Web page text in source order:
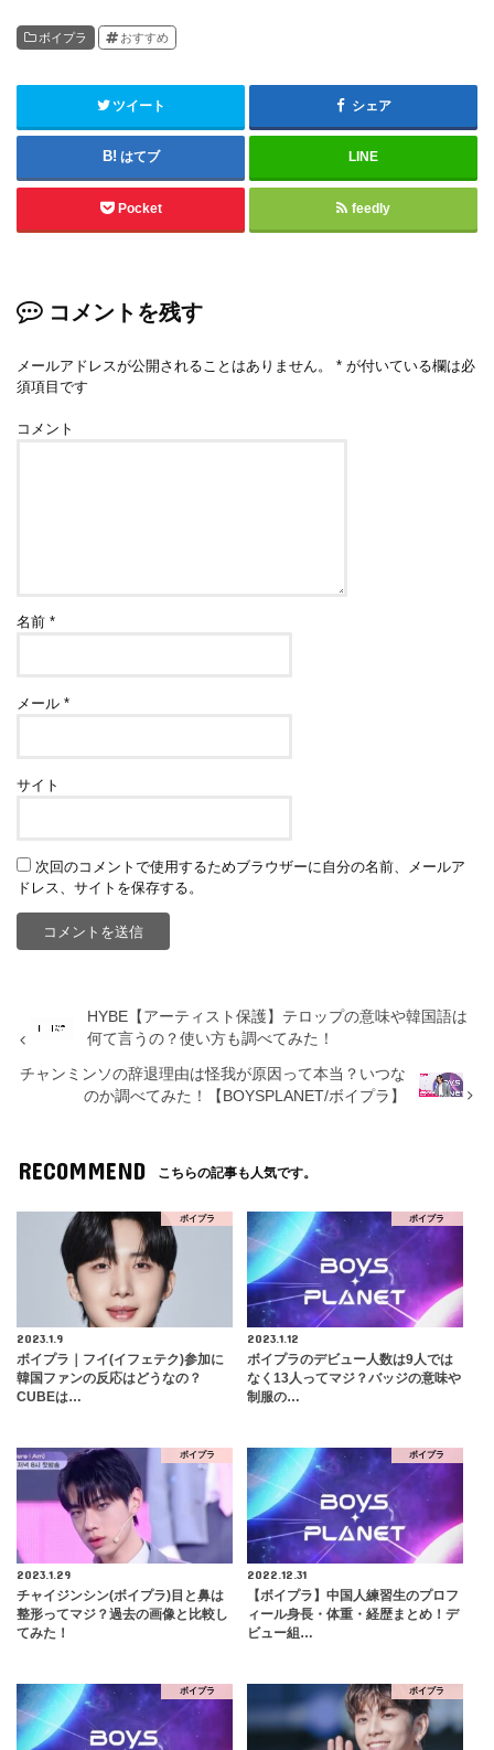
ボイプラ おすすめ
ツイート シェア
はてブ LINE
Pocket feedly
コメントを残す
メールアドレスが公開されることはありません。 * が付いている欄は必
須項目です
コメント
名前*
メール*
サイト
次回のコメントで使用するためブラウザーに自分の名前、メールア
ドレス、サイトを保存する。
HYBE【アーティスト保護】テロップの意味や韓国語は
何て言うの？使い方も調べてみた！
チャンミンソの辞退理由は怪我が原因って本当？いつな
のか調べてみた！【BOYSPLANET/ボイプラ】
RECOMMEND こちらの記事も人気です。
ボイプラ
2023.1.9
ボイプラ｜フイ(イフェテク)参加に
韓国ファンの反応はどうなの？
CUBEは…
ボイプラ
2023.1.12
ボイプラのデビュー人数は9人では
なく13人ってマジ？バッジの意味や
制服の…
ボイプラ
2023.1.29
チャイジンシン(ボイプラ)目と鼻は
整形ってマジ？過去の画像と比較し
てみた！
ボイプラ
2022.12.31
【ボイプラ】中国人練習生のプロフ
ィール身長・体重・経歴まとめ！デ
ビュー組…
ボイプラ ボイプラ